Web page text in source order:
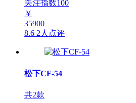
关注指数100
￥
35900
8.6 2人点评
松下CF-54
共2款